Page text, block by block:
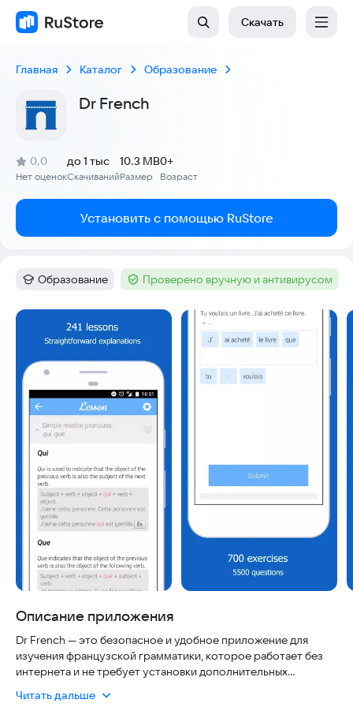
Скачать
Главная Каталог Образование
Dr French
Рейтинг:
0,0
(
Нет оценок
)
Скачиваний
до 1 тыс
Размер
10.3 MB
Возраст
0+
Установить с помощью RuStore
Категория:
Образование Тег :Проверено вручную и антивирусом
Скриншоты
Описание приложения
Dr French — это безопасное и удобное приложение для
изучения французской грамматики, которое работает без
интернета и не требует установки дополнительных
освоить правила языка без лишнего шума и рекламы.
Читать дальше